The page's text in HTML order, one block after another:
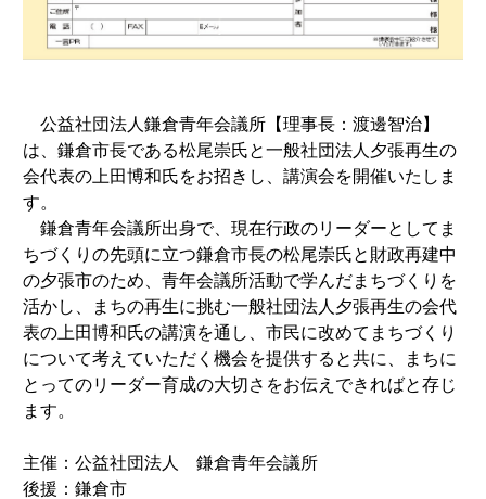
公益社団法人鎌倉青年会議所【理事長：渡邊智治】
は、鎌倉市長である松尾崇氏と一般社団法人夕張再生の
会代表の上田博和氏をお招きし、講演会を開催いたしま
す。
鎌倉青年会議所出身で、現在行政のリーダーとしてま
ちづくりの先頭に立つ鎌倉市長の松尾崇氏と財政再建中
の夕張市のため、青年会議所活動で学んだまちづくりを
活かし、まちの再生に挑む一般社団法人夕張再生の会代
表の上田博和氏の講演を通し、市民に改めてまちづくり
について考えていただく機会を提供すると共に、まちに
とってのリーダー育成の大切さをお伝えできればと存じ
ます。
主催：公益社団法人 鎌倉青年会議所
後援：鎌倉市